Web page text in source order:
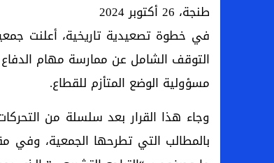
طنجة، 26 أكتوبر 2024
في خطوة تصعيدية تاريخية، أعلنت
مسؤولية الوضع المتأزم للقطاع.
وجاء هذا القرار بعد سلسلة من
بالمطالب التي تطرحها الجمعية، وفي